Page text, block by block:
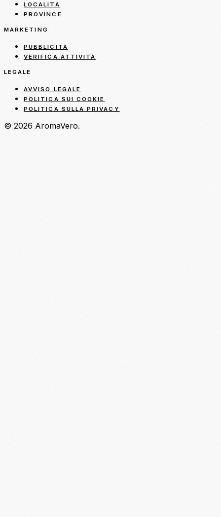
LOCALITÀ
PROVINCE
MARKETING
PUBBLICITÀ
VERIFICA ATTIVITÀ
LEGALE
AVVISO LEGALE
POLITICA SUI COOKIE
POLITICA SULLA PRIVACY
© 2026 AromaVero.